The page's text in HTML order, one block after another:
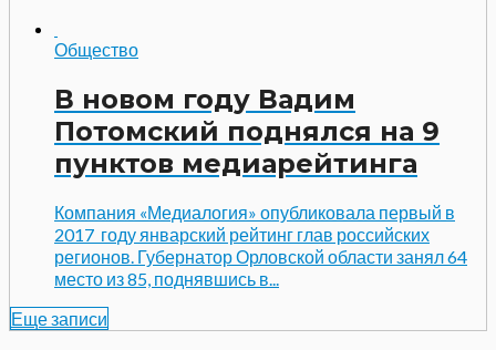
Общество
В новом году Вадим
Потомский поднялся на 9
пунктов медиарейтинга
Компания «Медиалогия» опубликовала первый в
2017 году январский рейтинг глав российских
регионов. Губернатор Орловской области занял 64
место из 85, поднявшись в...
Еще записи